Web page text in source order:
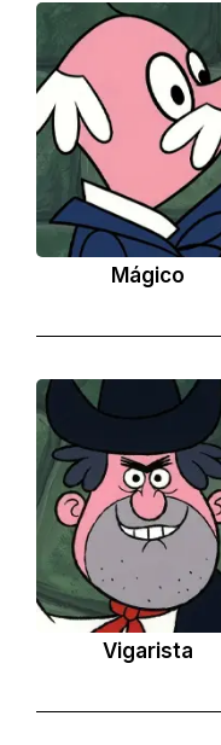
Mágico
Vigarista